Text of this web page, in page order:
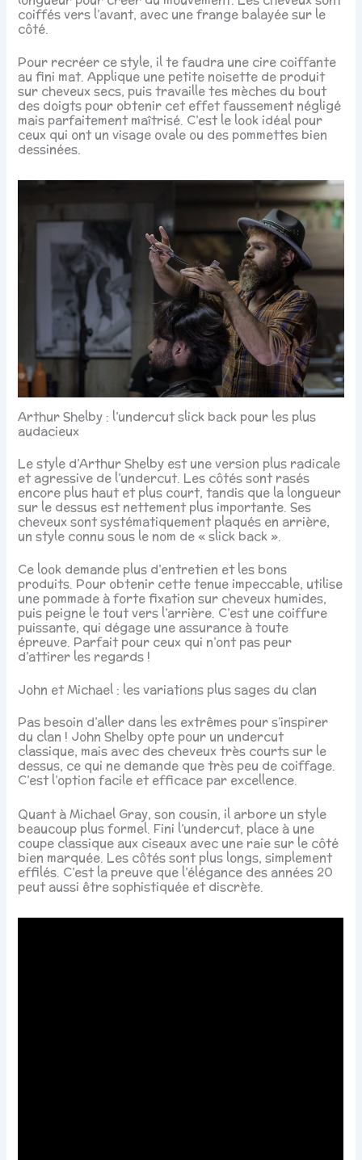
coiffés vers l’avant, avec une frange balayée sur le
côté.
Pour recréer ce style, il te faudra une cire coiffante
au fini mat. Applique une petite noisette de produit
sur cheveux secs, puis travaille tes mèches du bout
des doigts pour obtenir cet effet faussement négligé
mais parfaitement maîtrisé. C’est le look idéal pour
ceux qui ont un visage ovale ou des pommettes bien
dessinées.
Arthur Shelby : l’undercut slick back pour les plus
audacieux
Le style d’Arthur Shelby est une version plus radicale
et agressive de l’undercut. Les côtés sont rasés
encore plus haut et plus court, tandis que la longueur
sur le dessus est nettement plus importante. Ses
cheveux sont systématiquement plaqués en arrière,
un style connu sous le nom de « slick back ».
Ce look demande plus d’entretien et les bons
produits. Pour obtenir cette tenue impeccable, utilise
une pommade à forte fixation sur cheveux humides,
puis peigne le tout vers l’arrière. C’est une coiffure
puissante, qui dégage une assurance à toute
épreuve. Parfait pour ceux qui n’ont pas peur
d’attirer les regards !
John et Michael : les variations plus sages du clan
Pas besoin d’aller dans les extrêmes pour s’inspirer
du clan ! John Shelby opte pour un undercut
classique, mais avec des cheveux très courts sur le
dessus, ce qui ne demande que très peu de coiffage.
C’est l’option facile et efficace par excellence.
Quant à Michael Gray, son cousin, il arbore un style
beaucoup plus formel. Fini l’undercut, place à une
coupe classique aux ciseaux avec une raie sur le côté
bien marquée. Les côtés sont plus longs, simplement
effilés. C’est la preuve que l’élégance des années 20
peut aussi être sophistiquée et discrète.